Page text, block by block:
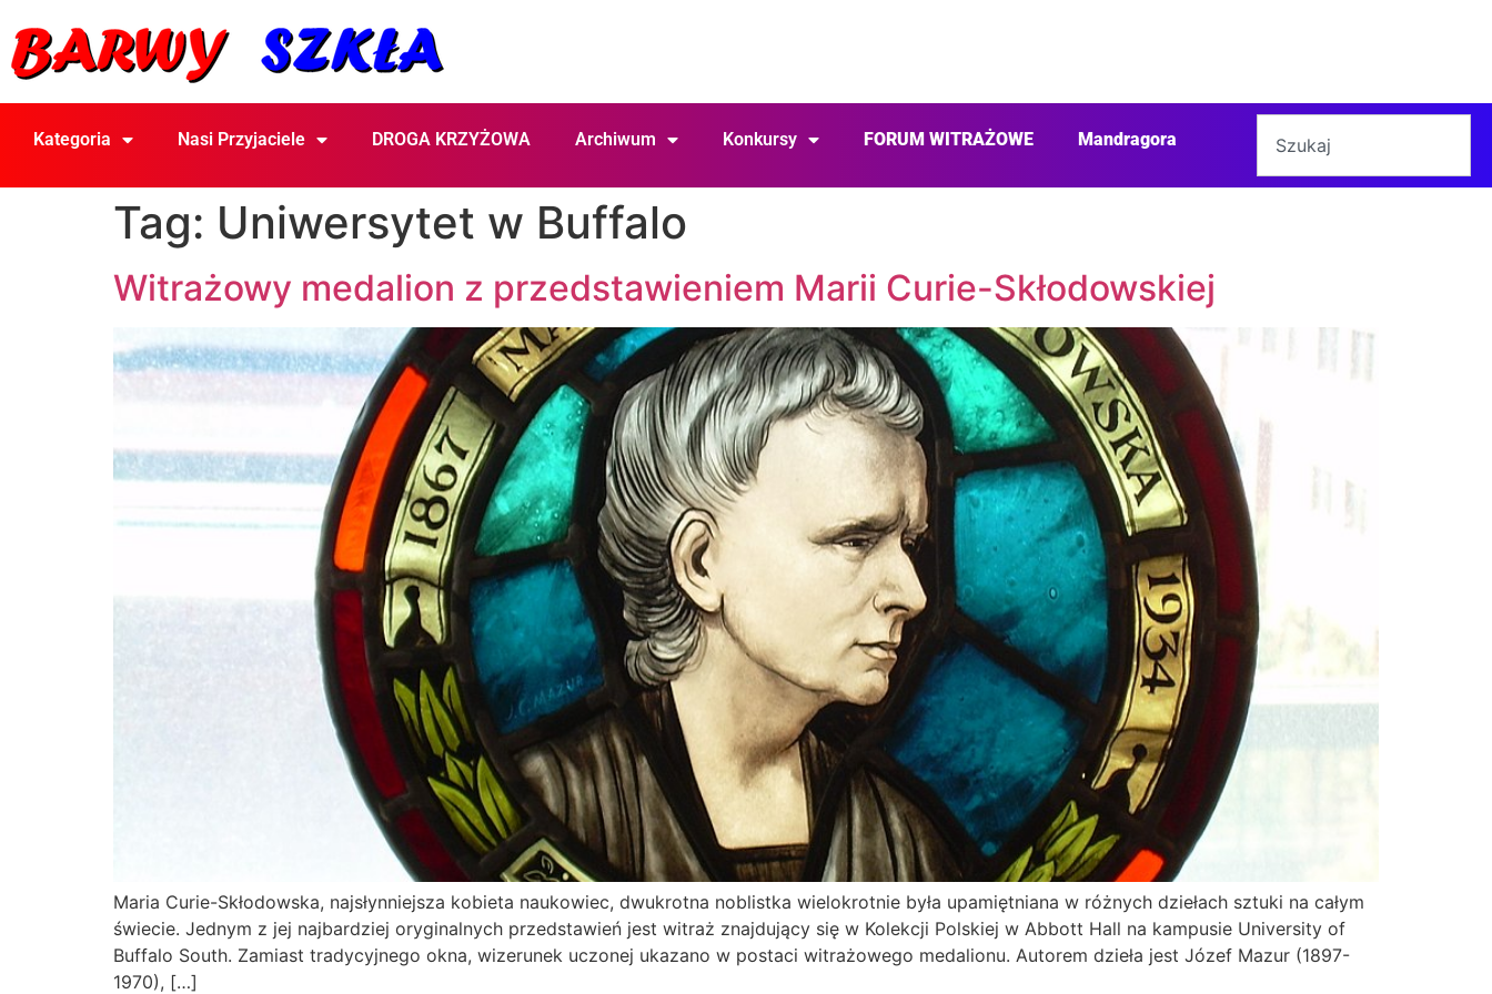
Kategoria Nasi Przyjaciele DROGA KRZYŻOWA Archiwum Konkursy FORUM WITRAŻOWE Mandragora
Tag: Uniwersytet w Buffalo
Witrażowy medalion z przedstawieniem Marii Curie-Skłodowskiej
Maria Curie-Skłodowska, najsłynniejsza kobieta naukowiec, dwukrotna noblistka wielokrotnie była upamiętniana w różnych dziełach sztuki na całym
świecie. Jednym z jej najbardziej oryginalnych przedstawień jest witraż znajdujący się w Kolekcji Polskiej w Abbott Hall na kampusie University of
Buffalo South. Zamiast tradycyjnego okna, wizerunek uczonej ukazano w postaci witrażowego medalionu. Autorem dzieła jest Józef Mazur (1897-
1970), […]